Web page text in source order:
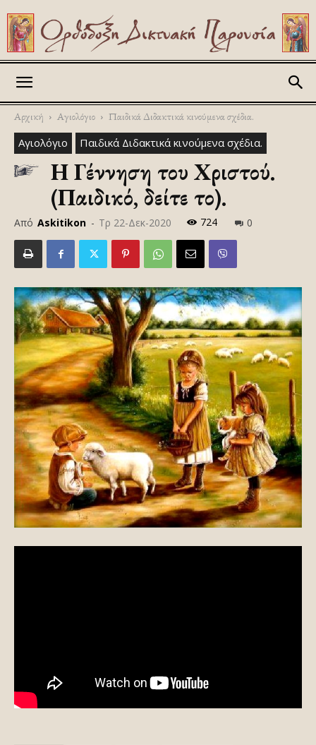
Αρχική Αγιολόγιο Παιδικά Διδακτικά κινούμενα σχέδια.
Αγιολόγιο Παιδικά Διδακτικά κινούμενα σχέδια.
Η Γέννηση του Χριστού.
(Παιδικό, δείτε το).
Από Askitikon - Τρ 22-Δεκ-2020 724 0